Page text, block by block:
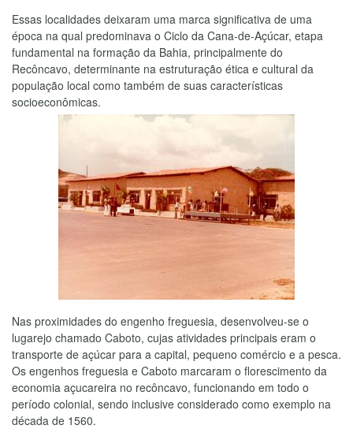
Essas localidades deixaram uma marca significativa de uma
época na qual predominava o Ciclo da Cana-de-Açúcar, etapa
fundamental na formação da Bahia, principalmente do
Recôncavo, determinante na estruturação ética e cultural da
população local como também de suas características
socioeconômicas.
Nas proximidades do engenho freguesia, desenvolveu-se o
lugarejo chamado Caboto, cujas atividades principais eram o
transporte de açúcar para a capital, pequeno comércio e a pesca.
Os engenhos freguesia e Caboto marcaram o florescimento da
economia açucareira no recôncavo, funcionando em todo o
período colonial, sendo inclusive considerado como exemplo na
década de 1560.